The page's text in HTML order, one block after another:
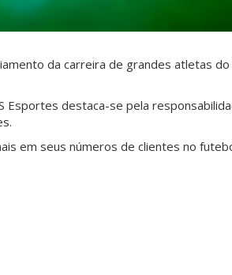
da carreira de grandes atletas
destaca-se pela
em seus números de clientes no